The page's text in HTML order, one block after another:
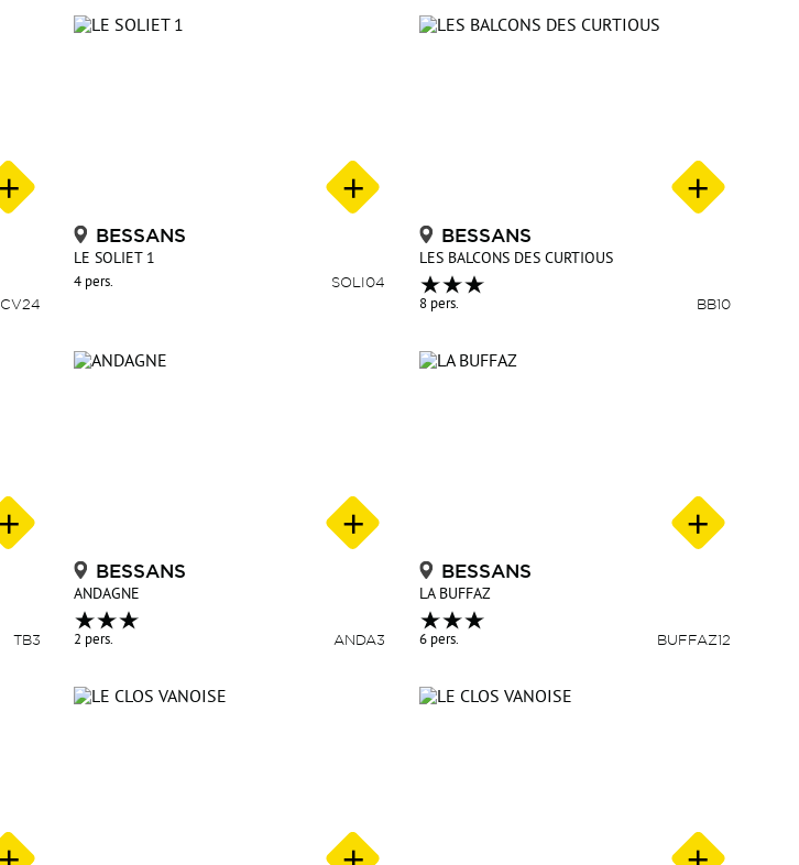
CV24
BESSANS
LE SOLIET 1
4 pers. SOLI04
BESSANS
LES BALCONS DES CURTIOUS
8 pers. BB10
TB3
BESSANS
ANDAGNE
2 pers. ANDA3
BESSANS
LA BUFFAZ
6 pers. BUFFAZ12